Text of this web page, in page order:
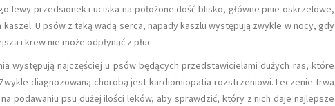
lewy przedsionek i uciska na położone dość blisko, główne pnie oskrzelowe,
U psów z taką wadą serca, napady kaszlu występują zwykle w nocy, gdy
i krew nie może odpłynąć z płuc.
występują najczęściej u psów będących przedstawicielami dużych ras, które
diagnozowaną chorobą jest kardiomiopatia rozstrzeniowi. Leczenie trwa
podawaniu psu dużej ilości leków, aby sprawdzić, który z nich daje najlepsze